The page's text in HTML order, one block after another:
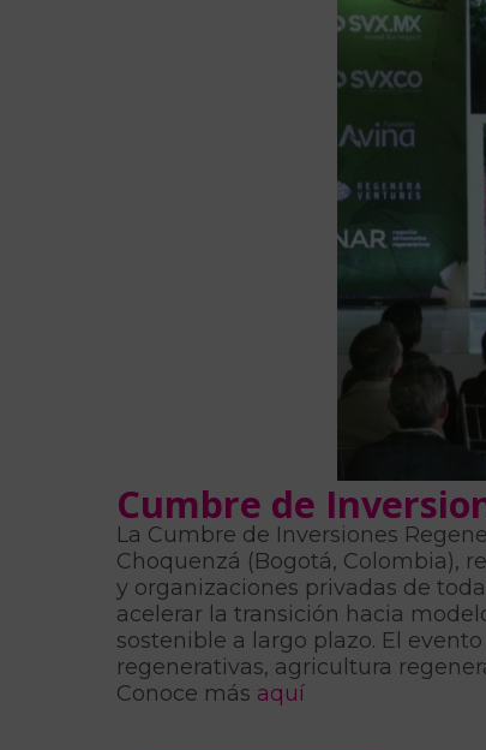
Cumbre de
La Cumbre de Inversiones
Choquenzá (Bogotá, Colombia),
y organizaciones privadas de
acelerar la transición hacia
sostenible a largo plazo. El
regenerativas, agricultura
Conoce más aquí